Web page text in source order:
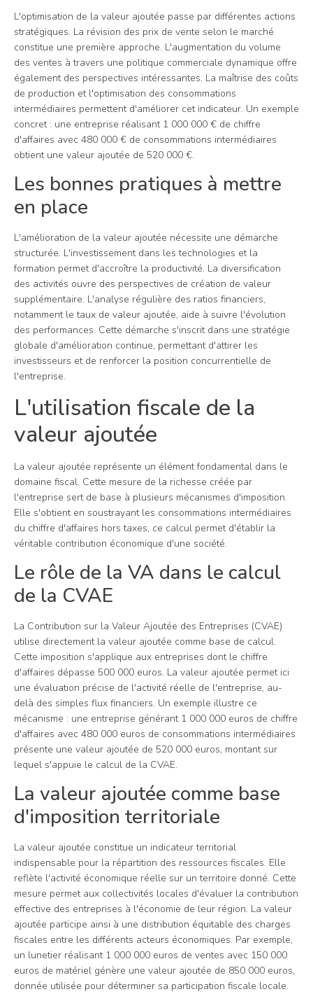
L'optimisation de la valeur ajoutée passe par différentes actions
stratégiques. La révision des prix de vente selon le marché
constitue une première approche. L'augmentation du volume
des ventes à travers une politique commerciale dynamique offre
également des perspectives intéressantes. La maîtrise des coûts
de production et l'optimisation des consommations
intermédiaires permettent d'améliorer cet indicateur. Un exemple
concret : une entreprise réalisant 1 000 000 € de chiffre
d'affaires avec 480 000 € de consommations intermédiaires
obtient une valeur ajoutée de 520 000 €.
Les bonnes pratiques à mettre
en place
L'amélioration de la valeur ajoutée nécessite une démarche
structurée. L'investissement dans les technologies et la
formation permet d'accroître la productivité. La diversification
des activités ouvre des perspectives de création de valeur
supplémentaire. L'analyse régulière des ratios financiers,
notamment le taux de valeur ajoutée, aide à suivre l'évolution
des performances. Cette démarche s'inscrit dans une stratégie
globale d'amélioration continue, permettant d'attirer les
investisseurs et de renforcer la position concurrentielle de
l'entreprise.
L'utilisation fiscale de la
valeur ajoutée
La valeur ajoutée représente un élément fondamental dans le
domaine fiscal. Cette mesure de la richesse créée par
l'entreprise sert de base à plusieurs mécanismes d'imposition.
Elle s'obtient en soustrayant les consommations intermédiaires
du chiffre d'affaires hors taxes, ce calcul permet d'établir la
véritable contribution économique d'une société.
Le rôle de la VA dans le calcul
de la CVAE
La Contribution sur la Valeur Ajoutée des Entreprises (CVAE)
utilise directement la valeur ajoutée comme base de calcul.
Cette imposition s'applique aux entreprises dont le chiffre
d'affaires dépasse 500 000 euros. La valeur ajoutée permet ici
une évaluation précise de l'activité réelle de l'entreprise, au-
delà des simples flux financiers. Un exemple illustre ce
mécanisme : une entreprise générant 1 000 000 euros de chiffre
d'affaires avec 480 000 euros de consommations intermédiaires
présente une valeur ajoutée de 520 000 euros, montant sur
lequel s'appuie le calcul de la CVAE.
La valeur ajoutée comme base
d'imposition territoriale
La valeur ajoutée constitue un indicateur territorial
indispensable pour la répartition des ressources fiscales. Elle
reflète l'activité économique réelle sur un territoire donné. Cette
mesure permet aux collectivités locales d'évaluer la contribution
effective des entreprises à l'économie de leur région. La valeur
ajoutée participe ainsi à une distribution équitable des charges
fiscales entre les différents acteurs économiques. Par exemple,
un lunetier réalisant 1 000 000 euros de ventes avec 150 000
euros de matériel génère une valeur ajoutée de 850 000 euros,
donnée utilisée pour déterminer sa participation fiscale locale.